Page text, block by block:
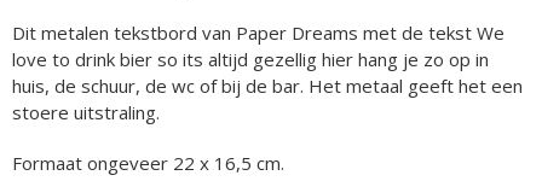
Dit metalen tekstbord van Paper Dreams met de tekst We
love to drink bier so its altijd gezellig hier hang je zo op in
huis, de schuur, de wc of bij de bar. Het metaal geeft het een
stoere uitstraling.
Formaat ongeveer 22 x 16,5 cm.